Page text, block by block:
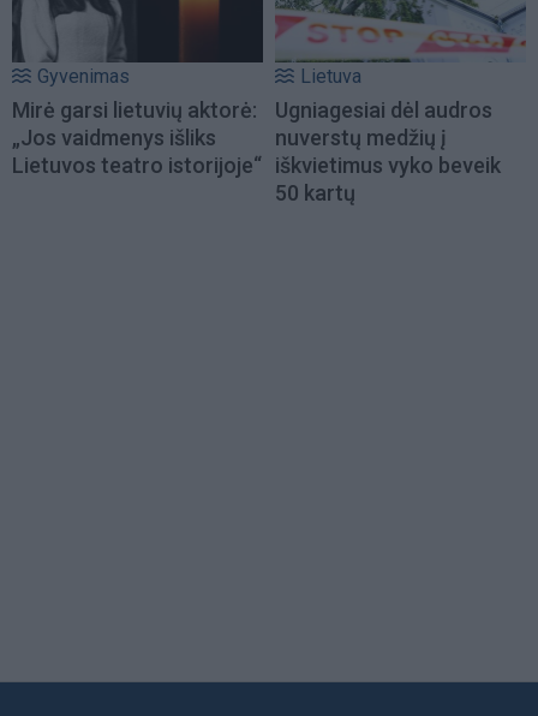
Gyvenimas
Mirė garsi lietuvių aktorė:
„Jos vaidmenys išliks
Lietuvos teatro istorijoje“
Lietuva
Ugniagesiai dėl audros
nuverstų medžių į
iškvietimus vyko beveik
50 kartų